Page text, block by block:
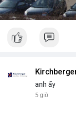
anh ấy
5 giờ